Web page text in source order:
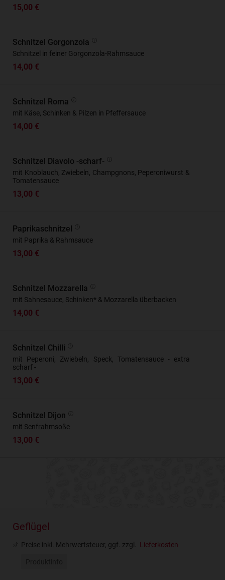
15,00 €
Schnitzel Gorgonzola
Schnitzel in feiner Gorgonzola-Rahmsauce
14,00 €
Schnitzel Roma
mit Käse, Schinken & Pilzen in Pfeffersauce
14,00 €
Schnitzel Diavolo -scharf-
mit Knoblauch, Zwiebeln, Champgnons, Peperoniwurst &
Tomatensauce
13,00 €
Paprikaschnitzel
mit Paprika & Rahmsauce
13,00 €
Schnitzel Mozzarella
mit Sahnesauce, Schinken* & Mozzarella überbacken
14,00 €
Schnitzel Chilli
mit Peperoni, Zwiebeln, Speck, Tomatensauce - extra
scharf -
13,00 €
Schnitzel Dijon
mit Senfrahmsoße
13,00 €
Geflügel
Preise inkl. Mehrwertsteuer, ggf. zzgl. Lieferkosten